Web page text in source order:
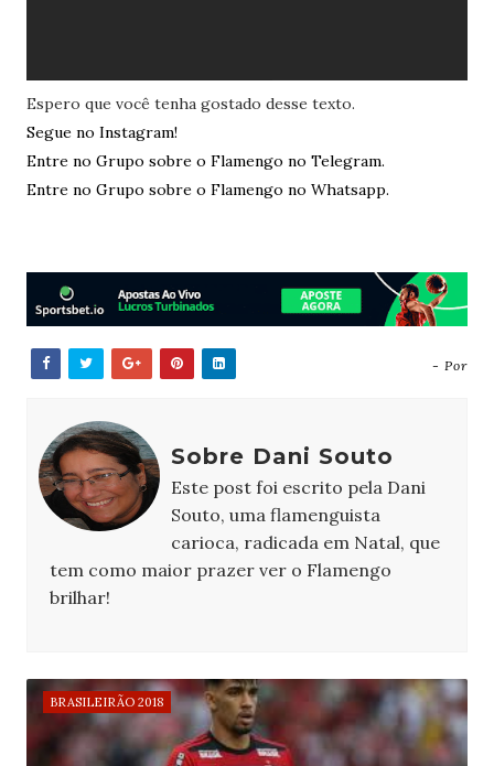
Espero que você tenha gostado desse texto.
Segue no Instagram!
Entre no Grupo sobre o Flamengo no Telegram.
Entre no Grupo sobre o Flamengo no Whatsapp.
- Por
Sobre Dani Souto
Este post foi escrito pela Dani
Souto, uma flamenguista
carioca, radicada em Natal, que
tem como maior prazer ver o Flamengo
brilhar!
BRASILEIRÃO 2018